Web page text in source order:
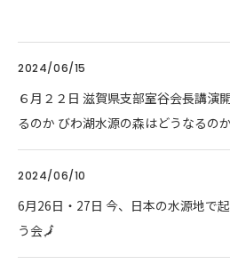
2024/06/15
６月２２日 滋賀県支部室谷会長講演
るのか びわ湖水源の森はどうなるの
2024/06/10
6月26日・27日 今、日本の水源地で
う会🗾